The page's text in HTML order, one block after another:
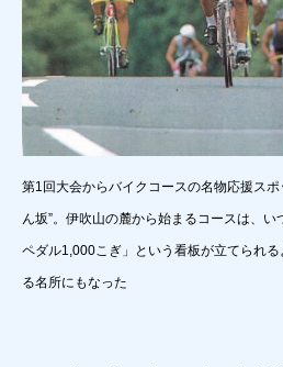
第1回大会からバイクコースの名物応援ス
ん坂”。伊吹山の麓から始まるコースは、
ペダル1,000こぎ」という看板が立てられ
る名所にもなった